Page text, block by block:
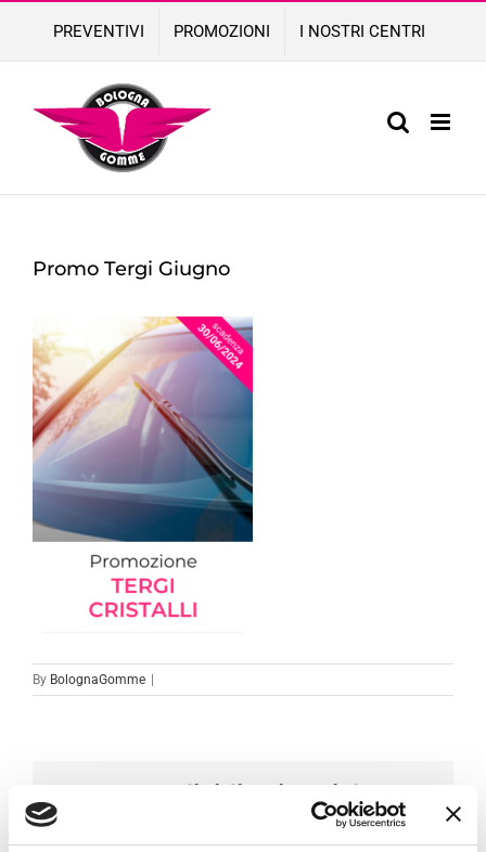
content
PREVENTIVI PROMOZIONI I NOSTRI CENTRI
Promo Tergi Giugno
By BolognaGomme
Condividi sui social
FacebookLinkedInEmail